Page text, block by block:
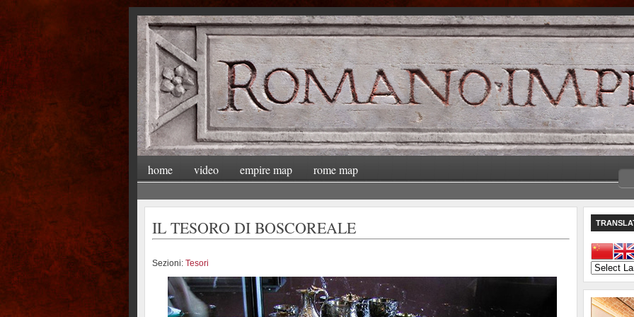
home video empire map rome map
IL TESORO DI BOSCOREALE
Sezioni: Tesori